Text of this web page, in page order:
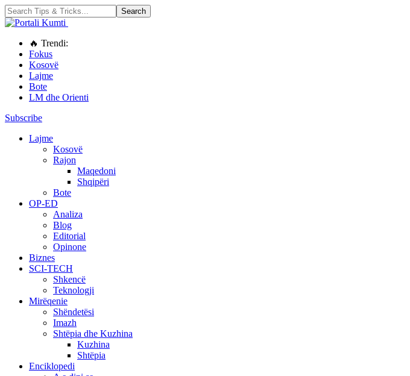
🔥 Trendi:
Fokus
Kosovë
Lajme
Bote
LM dhe Orienti
Subscribe
Lajme
Kosovë
Rajon
Maqedoni
Shqipëri
Bote
OP-ED
Analiza
Blog
Editorial
Opinone
Biznes
SCI-TECH
Shkencë
Teknologji
Mirëqenie
Shëndetësi
Imazh
Shtëpia dhe Kuzhina
Kuzhina
Shtëpia
Enciklopedi